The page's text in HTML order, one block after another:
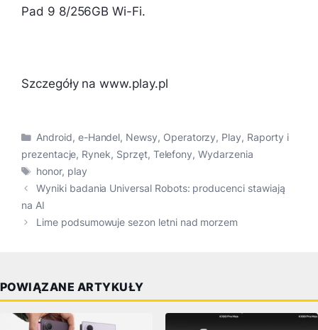
Pad 9 8/256GB Wi-Fi.
Szczegóły na www.play.pl
Kategorie
Android, e-Handel, Newsy, Operatorzy, Play, Raporty i
prezentacje, Rynek, Sprzęt, Telefony,Wydarzenia
Tagi
honor, play
Wyniki badania Universal Robots: producenci stawiają
na AI
Lime podsumowuje sezon letni nad morzem
POWIĄZANE ARTYKUŁY